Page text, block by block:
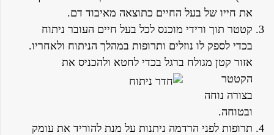
את חייו של בעל החיים כתוצאה מאיבוד דם.
קטטר תוך ורידי מוכנס לכל בעל חיים העובר ניתוח
בכדי לספק לו נוזלים ותרופות במהלך הניתוח ולאחריו.
אזור קטן מגולח ברגל בכדי לחטא ולהכניס את
הקטטר
בצורה נוחה
ובטוחה.
תרופות לפני הרדמה ניתנות על מנת להוריד את עומק